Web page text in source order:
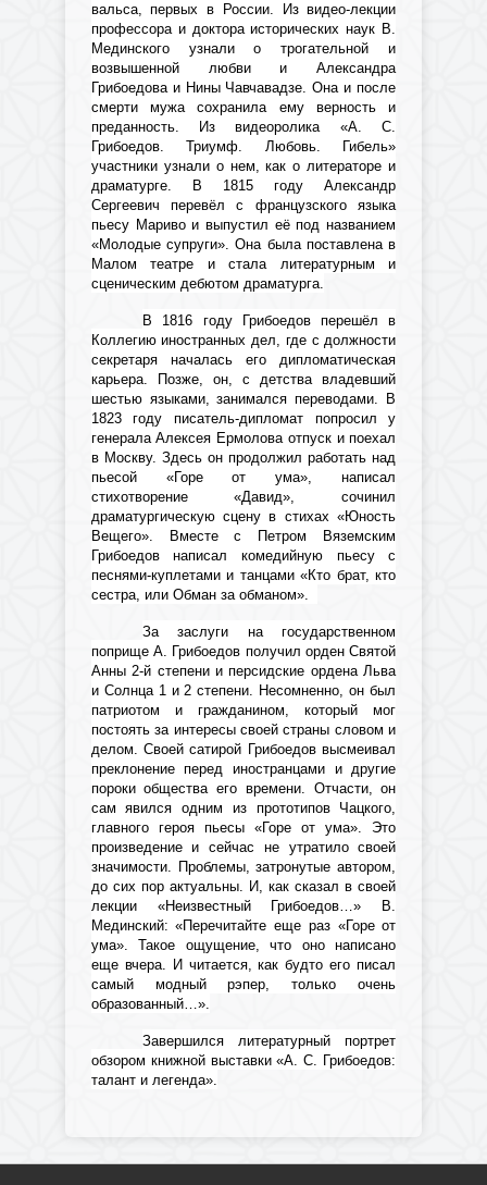
вальса, первых в России. Из видео-лекции
профессора и доктора исторических наук В.
Мединского узнали о трогательной и
возвышенной любви и Александра
Грибоедова и Нины Чавчавадзе. Она и после
смерти мужа сохранила ему верность и
преданность. Из видеоролика «А. С.
Грибоедов. Триумф. Любовь. Гибель»
участники узнали о нем, как о литераторе и
драматурге. В 1815 году Александр
Сергеевич перевёл с французского языка
пьесу Мариво и выпустил её под названием
«Молодые супруги». Она была поставлена в
Малом театре и стала литературным и
сценическим дебютом драматурга.
В 1816 году Грибоедов перешёл в
Коллегию иностранных дел, где с должности
секретаря началась его дипломатическая
карьера. Позже, он, с детства владевший
шестью языками, занимался переводами. В
1823 году писатель-дипломат попросил у
генерала Алексея Ермолова отпуск и поехал
в Москву. Здесь он продолжил работать над
пьесой «Горе от ума», написал
стихотворение «Давид», сочинил
драматургическую сцену в стихах «Юность
Вещего». Вместе с Петром Вяземским
Грибоедов написал комедийную пьесу с
песнями-куплетами и танцами «Кто брат, кто
сестра, или Обман за обманом».
За заслуги на государственном
поприще А. Грибоедов получил орден Святой
Анны 2-й степени и персидские ордена Льва
и Солнца 1 и 2 степени. Несомненно, он был
патриотом и гражданином, который мог
постоять за интересы своей страны словом и
делом. Своей сатирой Грибоедов высмеивал
преклонение перед иностранцами и другие
пороки общества его времени. Отчасти, он
сам явился одним из прототипов Чацкого,
главного героя пьесы «Горе от ума». Это
произведение и сейчас не утратило своей
значимости. Проблемы, затронутые автором,
до сих пор актуальны. И, как сказал в своей
лекции «Неизвестный Грибоедов…» В.
Мединский: «Перечитайте еще раз «Горе от
ума». Такое ощущение, что оно написано
еще вчера. И читается, как будто его писал
самый модный рэпер, только очень
образованный…».
Завершился литературный портрет
обзором книжной выставки «А. С. Грибоедов:
талант и легенда».